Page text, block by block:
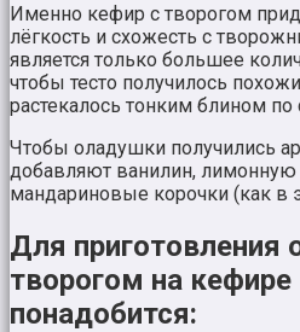
Именно кефир с творогом
лёгкость и схожесть с
является только большее
чтобы тесто получилось
растекалось тонким блином по
Чтобы оладушки получились
добавляют ванилин,
мандариновые корочки (как в
Для приготовления
творогом на
понадобится: